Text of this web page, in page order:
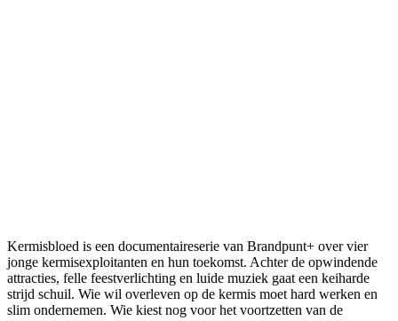
Kermisbloed is een documentaireserie van Brandpunt+ over vier
jonge kermisexploitanten en hun toekomst. Achter de opwindende
attracties, felle feestverlichting en luide muziek gaat een keiharde
strijd schuil. Wie wil overleven op de kermis moet hard werken en
slim ondernemen. Wie kiest nog voor het voortzetten van de